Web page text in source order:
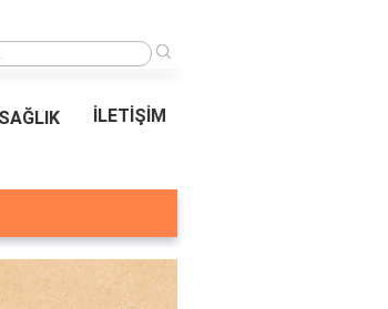
SAĞLIK İLETİŞİM